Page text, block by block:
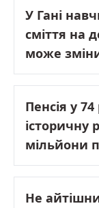
У Гані
сміття на
може
Пенсія у
історичну
мільйони
Не